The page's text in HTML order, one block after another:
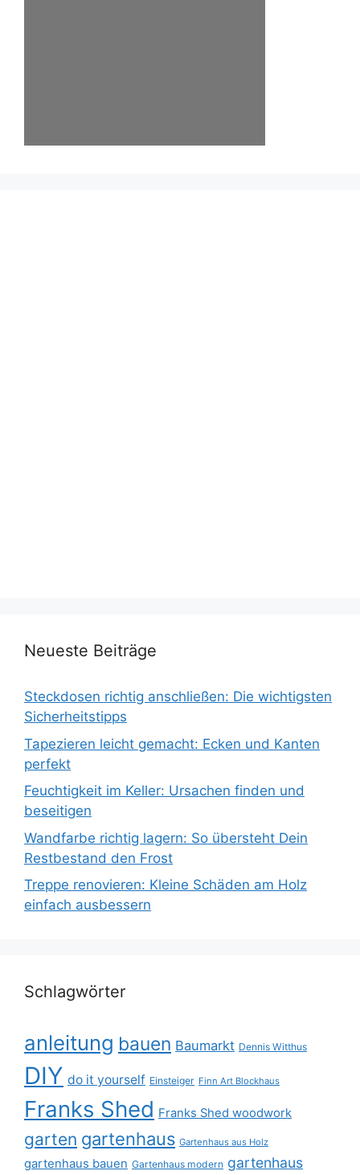
Neueste Beiträge
Steckdosen richtig anschließen: Die wichtigsten
Sicherheitstipps
Tapezieren leicht gemacht: Ecken und Kanten
perfekt
Feuchtigkeit im Keller: Ursachen finden und
beseitigen
Wandfarbe richtig lagern: So übersteht Dein
Restbestand den Frost
Treppe renovieren: Kleine Schäden am Holz
einfach ausbessern
Schlagwörter
anleitung bauen Baumarkt Dennis Witthus
DIY do it yourself Einsteiger Finn Art Blockhaus
Franks Shed Franks Shed woodwork
garten gartenhaus Gartenhaus aus Holz
gartenhaus bauen Gartenhaus modern gartenhaus